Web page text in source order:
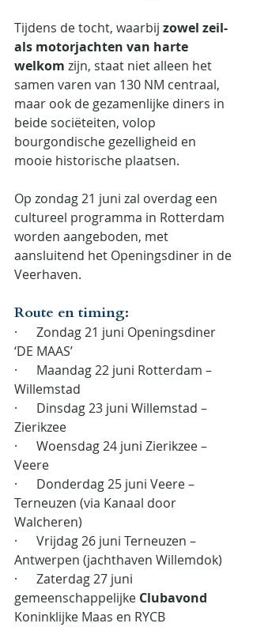
Tijdens de tocht, waarbij zowel zeil-
als motorjachten van harte
welkom zijn, staat niet alleen het
samen varen van 130 NM centraal,
maar ook de gezamenlijke diners in
beide sociëteiten, volop
bourgondische gezelligheid en
mooie historische plaatsen.
Op zondag 21 juni zal overdag een
cultureel programma in Rotterdam
worden aangeboden, met
aansluitend het Openingsdiner in de
Veerhaven.
Route en timing:
·      Zondag 21 juni Openingsdiner
‘DE MAAS’
·      Maandag 22 juni Rotterdam –
Willemstad
·      Dinsdag 23 juni Willemstad –
Zierikzee
·      Woensdag 24 juni Zierikzee –
Veere
·      Donderdag 25 juni Veere –
Terneuzen (via Kanaal door
Walcheren)
·      Vrijdag 26 juni Terneuzen –
Antwerpen (jachthaven Willemdok)
·      Zaterdag 27 juni
gemeenschappelijke Clubavond
Koninklijke Maas en RYCB